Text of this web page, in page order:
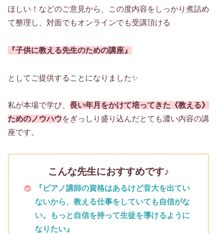
ほしい！などのご意見から、この度内容をしっかり煮詰め
て整理し、対面でもオンラインでも受講頂ける
『子供に教える先生のための講座』
としてご提供することになりました✨
私が本場で学び、 長い年月をかけて培ってきた《教える》
ためのノウハウをぎっしり盛り込んだとても濃い内容の講
座です。
こんな先生におすすめです♪
『ピアノ講師の資格はあるけど音大を出てい
ないから、教える仕事をしていても自信がな
い。もっと自信を持って生徒を導けるように
なりたい』